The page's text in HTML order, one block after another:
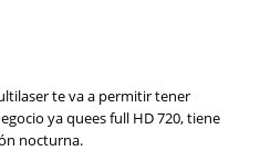
te va a permitir tener
ya quees full HD 720, tiene
nocturna.